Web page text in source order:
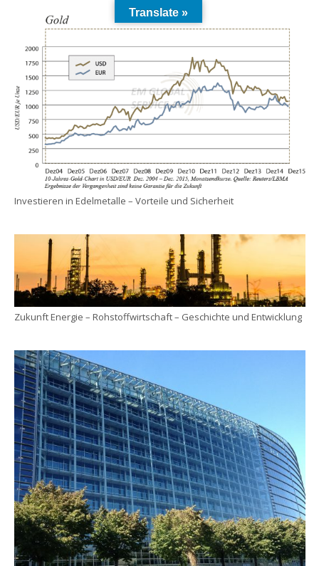
Investieren in Edelmetalle – Vorteile und Sicherheit
Zukunft Energie – Rohstoffwirtschaft – Geschichte und Entwicklung
Translate »